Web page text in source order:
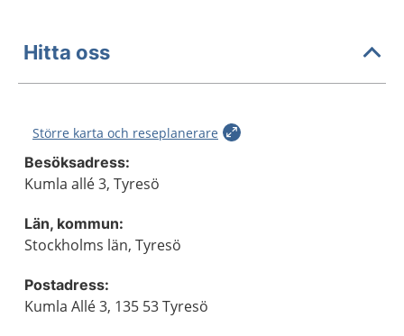
Hitta oss
Större karta och reseplanerare
Besöksadress:
Kumla allé 3, Tyresö
Län, kommun:
Stockholms län, Tyresö
Postadress:
Kumla Allé 3, 135 53 Tyresö